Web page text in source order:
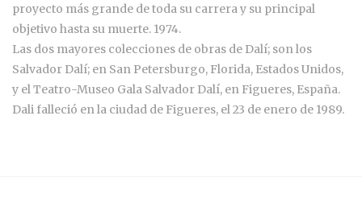
proyecto más grande de toda su carrera y su principal
objetivo hasta su muerte. 1974.
Las dos mayores colecciones de obras de Dalí; son los
Salvador Dalí; en San Petersburgo, Florida, Estados Unidos,
y el Teatro-Museo Gala Salvador Dalí, en Figueres, España.
Dali falleció en la ciudad de Figueres, el 23 de enero de 1989.